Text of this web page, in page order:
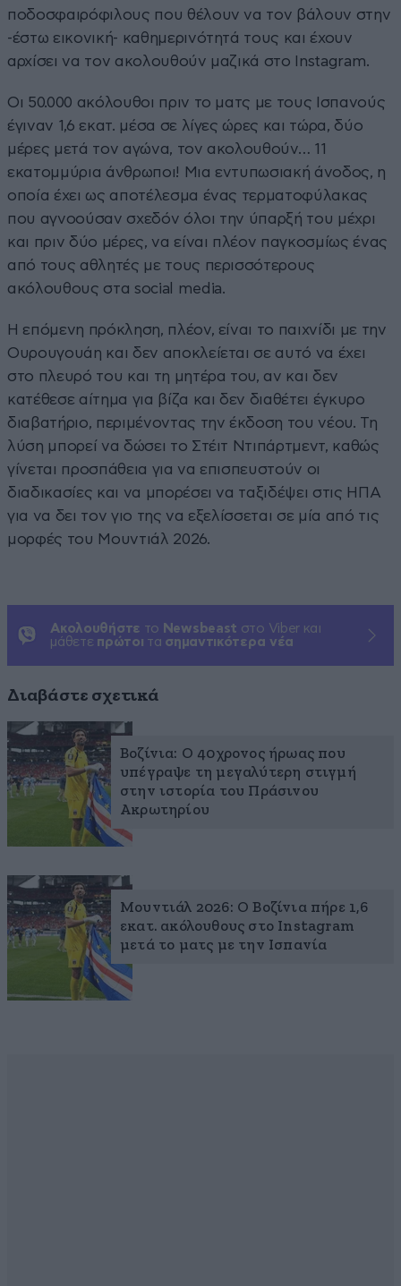
ποδοσφαιρόφιλους που θέλουν να τον βάλουν στην
-έστω εικονική- καθημερινότητά τους και έχουν
αρχίσει να τον ακολουθούν μαζικά στο Instagram.
Οι 50.000 ακόλουθοι πριν το ματς με τους Ισπανούς
έγιναν 1,6 εκατ. μέσα σε λίγες ώρες και τώρα, δύο
μέρες μετά τον αγώνα, τον ακολουθούν… 11
εκατομμύρια άνθρωποι! Μια εντυπωσιακή άνοδος, η
οποία έχει ως αποτέλεσμα ένας τερματοφύλακας
που αγνοούσαν σχεδόν όλοι την ύπαρξή του μέχρι
και πριν δύο μέρες, να είναι πλέον παγκοσμίως ένας
από τους αθλητές με τους περισσότερους
ακόλουθους στα social media.
Η επόμενη πρόκληση, πλέον, είναι το παιχνίδι με την
Ουρουγουάη και δεν αποκλείεται σε αυτό να έχει
στο πλευρό του και τη μητέρα του, αν και δεν
κατέθεσε αίτημα για βίζα και δεν διαθέτει έγκυρο
διαβατήριο, περιμένοντας την έκδοση του νέου. Τη
λύση μπορεί να δώσει το Στέιτ Ντιπάρτμεντ, καθώς
γίνεται προσπάθεια για να επισπευστούν οι
διαδικασίες και να μπορέσει να ταξιδέψει στις ΗΠΑ
για να δει τον γιο της να εξελίσσεται σε μία από τις
μορφές του Μουντιάλ 2026.
Ακολουθήστε το Newsbeast στο Viber και
μάθετε πρώτοι τα σημαντικότερα νέα
Διαβάστε σχετικά
Βοζίνια: Ο 40χρονος ήρωας που
υπέγραψε τη μεγαλύτερη στιγμή
στην ιστορία του Πράσινου
Ακρωτηρίου
Μουντιάλ 2026: Ο Βοζίνια πήρε 1,6
εκατ. ακόλουθους στο Instagram
μετά το ματς με την Ισπανία